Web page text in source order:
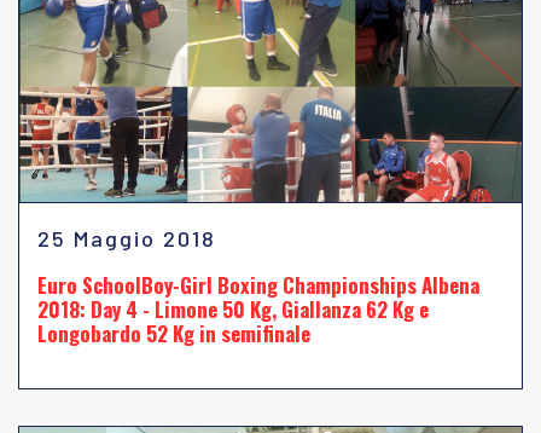
25 Maggio 2018
Euro SchoolBoy-Girl Boxing Championships Albena
2018: Day 4 - Limone 50 Kg, Giallanza 62 Kg e
Longobardo 52 Kg in semifinale